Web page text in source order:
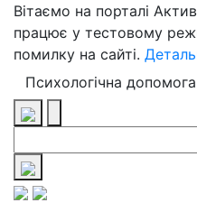
Вітаємо на порталі
працює у тестовому
помилку на сайті.
Психологічна допомога